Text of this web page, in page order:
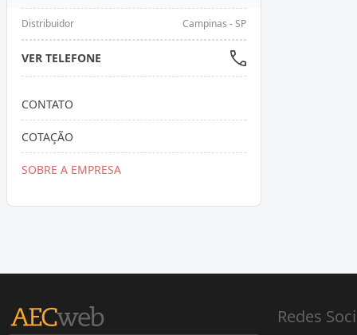
Distribuidor Campinas - SP
VER TELEFONE
CONTATO
COTAÇÃO
SOBRE A EMPRESA
Redes